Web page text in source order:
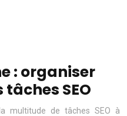
: organiser
SEO
multitude de tâches SEO à